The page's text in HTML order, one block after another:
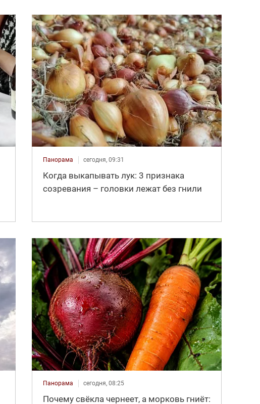
Панорама сегодня, 09:31
Когда выкапывать лук: 3 признака
созревания – головки лежат без гнили
Панорама сегодня, 08:25
Почему свёкла чернеет, а морковь гниёт: